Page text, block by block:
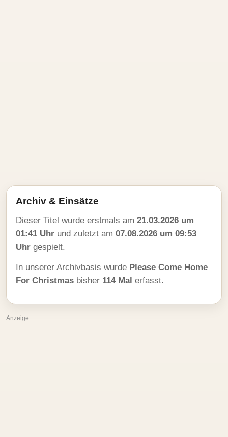
Archiv & Einsätze
Dieser Titel wurde erstmals am 21.03.2026 um
01:41 Uhr und zuletzt am 07.08.2026 um 09:53
Uhr gespielt.
In unserer Archivbasis wurde Please Come Home
For Christmas bisher 114 Mal erfasst.
Anzeige